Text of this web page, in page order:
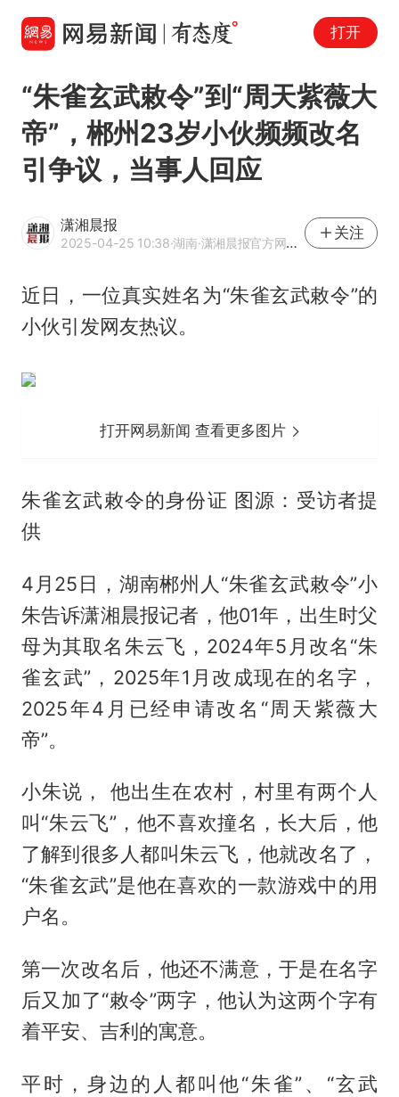
打开
“朱雀玄武敕令”到“周天紫薇大
帝”，郴州23岁小伙频频改名
引争议，当事人回应
潇湘晨报
2025-04-25 10:38·湖南·潇湘晨报官方网易号
关注
近日，一位真实姓名为“朱雀玄武敕令”的
小伙引发网友热议。
打开网易新闻 查看更多图片
朱雀玄武敕令的身份证 图源：受访者提
供
4月25日，湖南郴州人“朱雀玄武敕令”小
朱告诉潇湘晨报记者，他01年，出生时父
母为其取名朱云飞，2024年5月改名“朱
雀玄武”，2025年1月改成现在的名字，
2025年4月已经申请改名“周天紫薇大
帝”。
小朱说， 他出生在农村，村里有两个人
叫“朱云飞”，他不喜欢撞名，长大后，他
了解到很多人都叫朱云飞，他就改名了，
“朱雀玄武”是他在喜欢的一款游戏中的用
户名。
第一次改名后，他还不满意，于是在名字
后又加了“敕令”两字，他认为这两个字有
着平安、吉利的寓意。
平时，身边的人都叫他“朱雀”、“玄武